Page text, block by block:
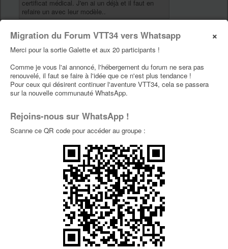
×
Migration du Forum VTT34 vers Whatsapp
Merci pour la sortie Galette et aux 20 participants !
Comme je vous l'ai annoncé, l'hébergement du forum ne sera pas
renouvelé, il faut se faire à l'idée que ce n'est plus tendance !
Pour ceux qui désirent continuer l'aventure VTT34, cela se passera
sur la nouvelle communauté WhatsApp.
Rejoins-nous sur WhatsApp !
Scanne ce QR code pour accéder au groupe :
certificat médical. J'en ai un déjà et il faut en
refaire un avec leur modèle..
je pense que celui de la Garoutade ou autre doit
convenir.
prend contact avec eux en scannant le tien, (je ne me
j'avais payé 30 euros
« Celui qui sait profiter du moment, c'est là l'homme
avisé. »
» 14 Mars 2024, 14:27
Je vois que tu prends goût aux épreuves un peu
Je l’avais bien repérée mais ça tombait pas bien
et pi maintenant de toutes façons
c’est plus bon du tout
Ça doit être sympa, le retour de Franck le confirme